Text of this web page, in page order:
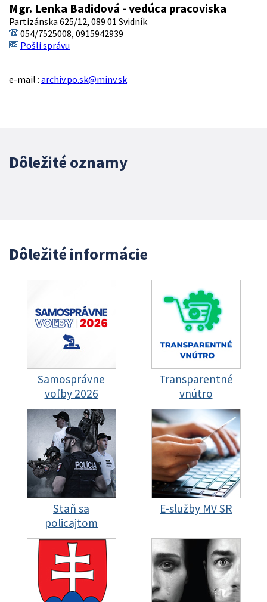
Mgr. Lenka Badidová - vedúca pracoviska
Partizánska 625/12, 089 01 Svidník
054/7525008, 0915942939
Pošli správu
e-mail : archiv.po.sk@minv.sk
Dôležité oznamy
Dôležité informácie
Samosprávne
voľby 2026
Transparentné
vnútro
Staň sa
policajtom
E-služby MV SR